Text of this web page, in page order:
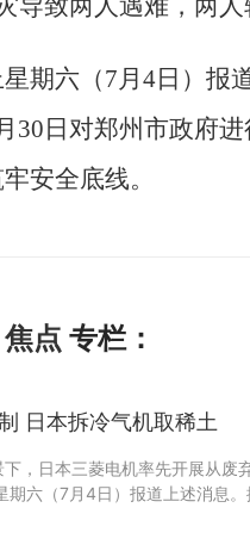
导致两人遇难，两人
期六（7月4日）报
30日对郑州市政府
安全底线。
焦点 专栏：
日本拆冷气机取稀土
，日本三菱电机率先开展从废
期六（7月4日）报道上述消息